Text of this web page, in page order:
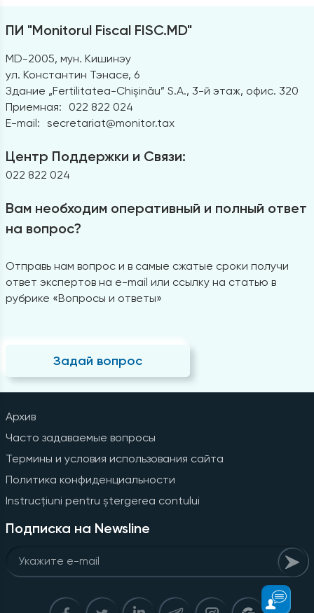
ПИ "Monitorul Fiscal FISC.MD"
MD-2005, мун. Кишинэу
ул. Константин Тэнасе, 6
Здание „Fertilitatea-Chișinău” S.A., 3-й этаж, офис. 320
Приемная:
022 822 024
E-mail: secretariat@monitor.tax
Центр Поддержки и Связи:
022 822 024
Вам необходим оперативный и полный ответ
на вопрос?
Отправь нам вопрос и в самые сжатые сроки получи
ответ экспертов на e-mail или ссылку на статью в
рубрике «Вопросы и ответы»
Задай вопрос
Архив
Часто задаваемые вопросы
Термины и условия использования сайта
Политика конфиденциальности
Instrucțiuni pentru ștergerea contului
Подписка на Newsline